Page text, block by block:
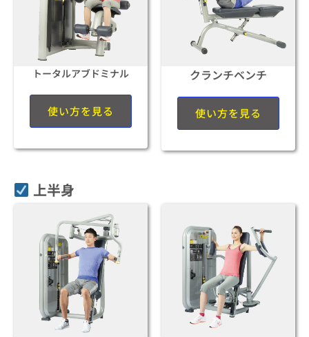
トータルアブドミナル
使い方を見る
クランチベンチ
使い方を見る
上半身